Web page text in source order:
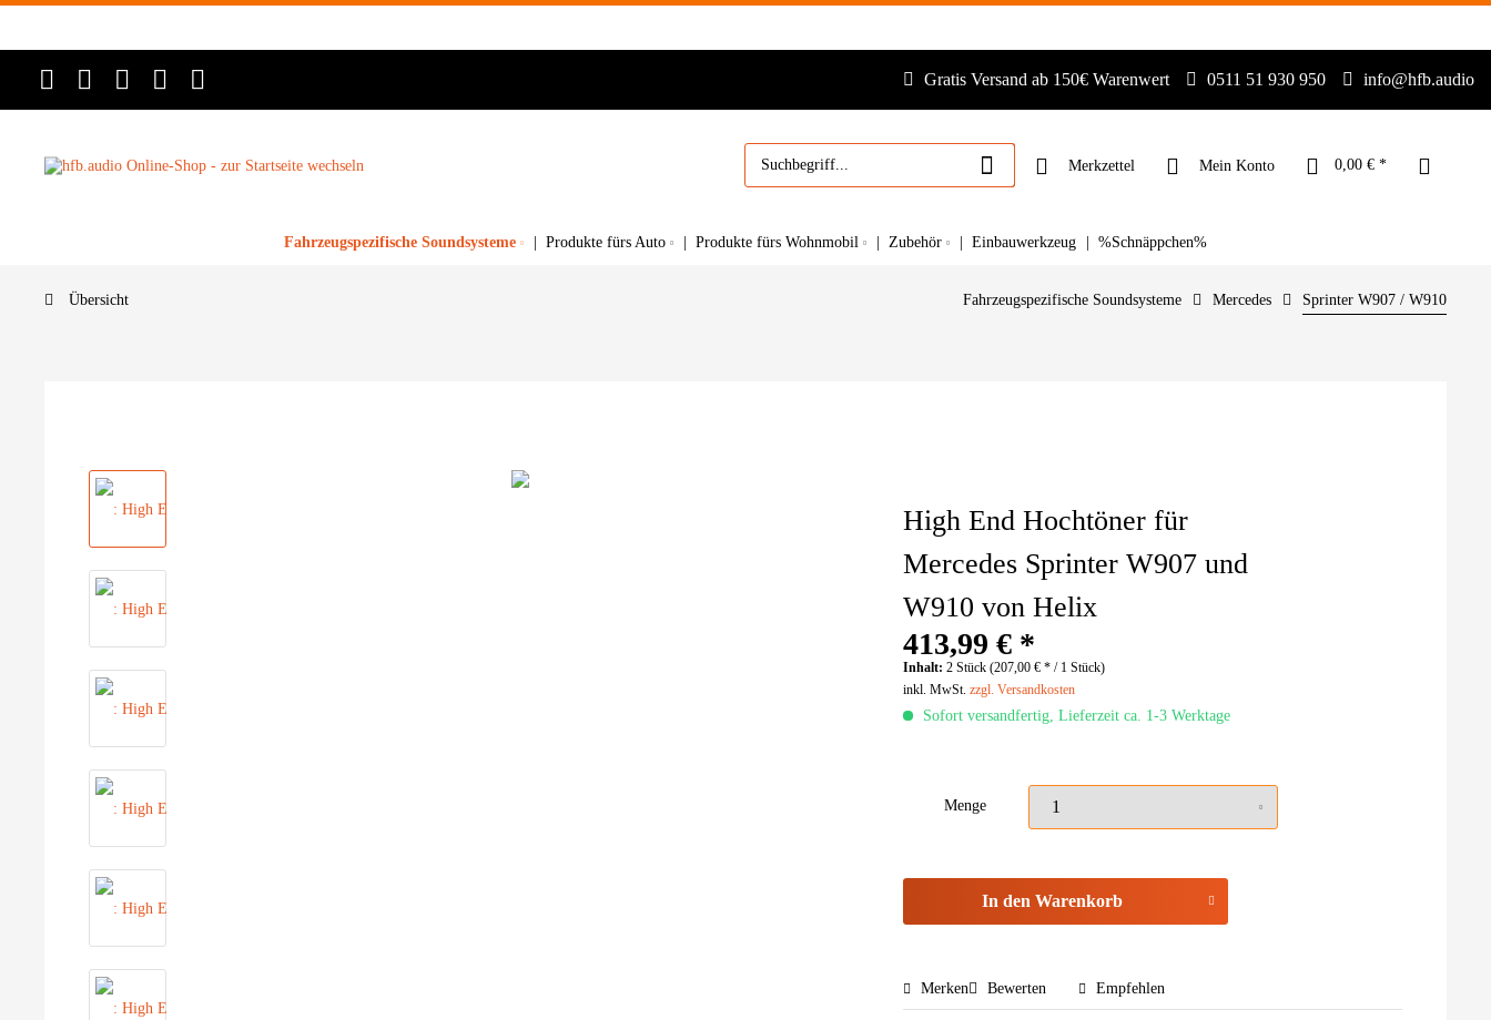
Gratis Versand ab 150€ Warenwert 0511 51 930 950 info@hfb.audio
Merkzettel Mein Konto
0,00 € *
Produkte fürs Auto Produkte fürs Wohnmobil Zubehör Einbauwerkzeug %Schnäppchen%
Übersicht Fahrzeugspezifische Soundsysteme Mercedes Sprinter W907 / W910
High End Hochtöner für
Mercedes Sprinter W907 und
W910 von Helix
413,99 € *
Inhalt:2 Stück (207,00 € * / 1 Stück)
inkl. MwSt.zzgl. Versandkosten
Sofort versandfertig, Lieferzeit ca. 1-3 Werktage
Menge
In den Warenkorb
Merken Bewerten Empfehlen